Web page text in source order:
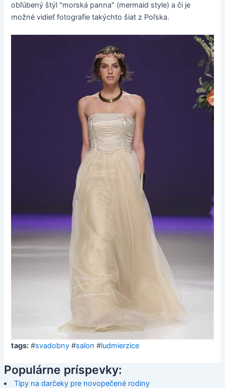
obľúbený štýl "morská panna" (mermaid style) a či je
možné vidieť fotografie takýchto šiat z Poľska.
tags: #svadobny #salon #ludmierzice
Populárne príspevky:
Tipy na darčeky pre novopečené rodiny